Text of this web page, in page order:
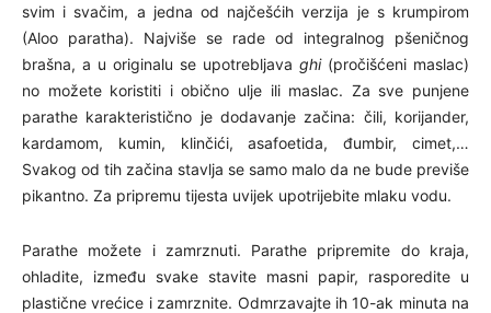
svim i svačim, a jedna od najčešćih verzija je s krumpirom
(Aloo paratha). Najviše se rade od integralnog pšeničnog
brašna, a u originalu se upotrebljava ghi(pročišćeni maslac)
no možete koristiti i obično ulje ili maslac. Za sve punjene
parathe karakteristično je dodavanje začina: čili, korijander,
kardamom, kumin, klinčići, asafoetida, đumbir, cimet,…
Svakog od tih začina stavlja se samo malo da ne bude previše
pikantno. Za pripremu tijesta uvijek upotrijebite mlaku vodu.
Parathe možete i zamrznuti. Parathe pripremite do kraja,
ohladite, između svake stavite masni papir, rasporedite u
plastične vrećice i zamrznite. Odmrzavajte ih 10-ak minuta na